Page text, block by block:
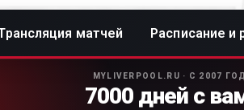
матчей Расписание и
MYLIVERPOOL.RU · С 2007
7000 дней с